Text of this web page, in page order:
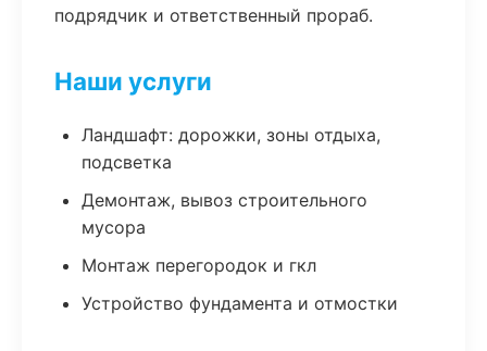
подрядчик и ответственный прораб.
Наши услуги
Ландшафт: дорожки, зоны отдыха,
подсветка
Демонтаж, вывоз строительного
мусора
Монтаж перегородок и гкл
Устройство фундамента и отмостки